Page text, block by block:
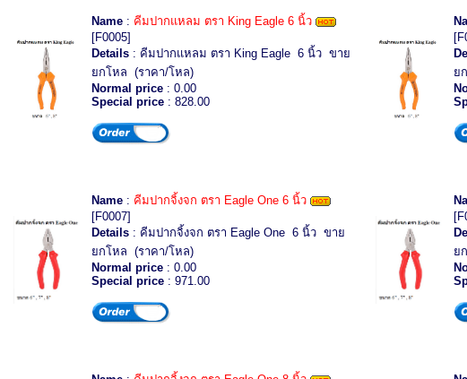
Name : คีมปากแหลม ตรา King Eagle 6 นิ้ว
[F0005]
Details : คีมปากแหลม ตรา King Eagle 6 นิ้ว ขาย
ยกโหล (ราคา/โหล)
Normal price : 0.00
Special price : 828.00
ย
Name : คีมปากจิ้งจก ตรา Eagle One 6 นิ้ว
[F0007]
Details : คีมปากจิ้งจก ตรา Eagle One 6 นิ้ว ขาย
ยกโหล (ราคา/โหล)
Normal price : 0.00
Special price : 971.00
ย